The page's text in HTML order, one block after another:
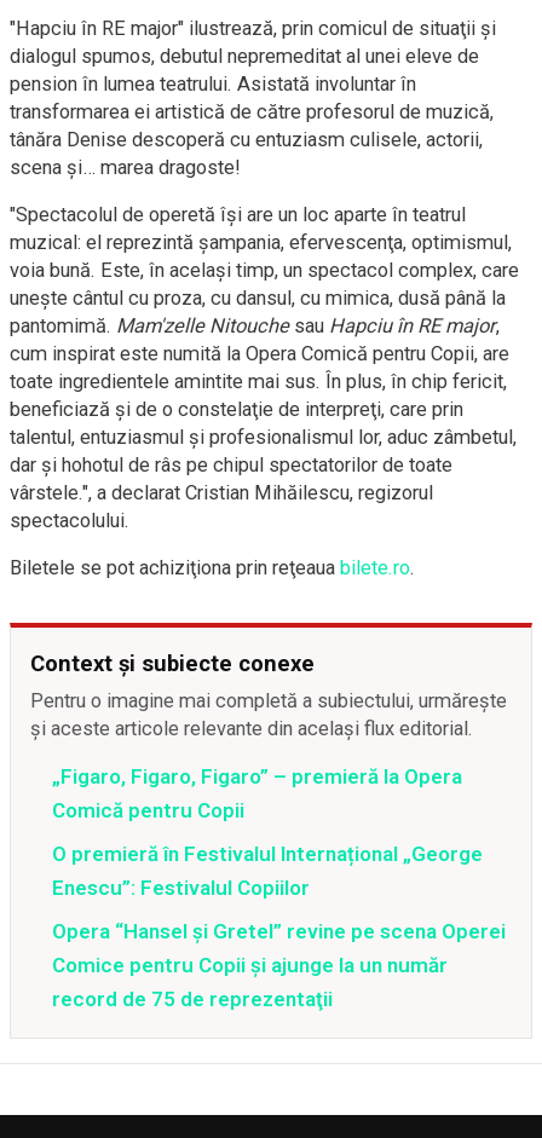
"Hapciu în RE major" ilustrează, prin comicul de situaţii şi
dialogul spumos, debutul nepremeditat al unei eleve de
pension în lumea teatrului. Asistată involuntar în
transformarea ei artistică de către profesorul de muzică,
tânăra Denise descoperă cu entuziasm culisele, actorii,
scena şi… marea dragoste!
"Spectacolul de operetă îşi are un loc aparte în teatrul
muzical: el reprezintă şampania, efervescenţa, optimismul,
voia bună. Este, în acelaşi timp, un spectacol complex, care
uneşte cântul cu proza, cu dansul, cu mimica, dusă până la
pantomimă. Mam'zelle Nitouchesau Hapciu în RE major,
cum inspirat este numită la Opera Comică pentru Copii, are
toate ingredientele amintite mai sus. În plus, în chip fericit,
beneficiază şi de o constelaţie de interpreţi, care prin
talentul, entuziasmul şi profesionalismul lor, aduc zâmbetul,
dar şi hohotul de râs pe chipul spectatorilor de toate
vârstele.", a declarat Cristian Mihăilescu, regizorul
spectacolului.
Biletele se pot achiziţiona prin reţeaua bilete.ro.
Context și subiecte conexe
Pentru o imagine mai completă a subiectului, urmărește
și aceste articole relevante din același flux editorial.
„Figaro, Figaro, Figaro” – premieră la Opera
Comică pentru Copii
O premieră în Festivalul Internațional „George
Enescu”: Festivalul Copiilor
Opera “Hansel şi Gretel” revine pe scena Operei
Comice pentru Copii şi ajunge la un număr
record de 75 de reprezentaţii